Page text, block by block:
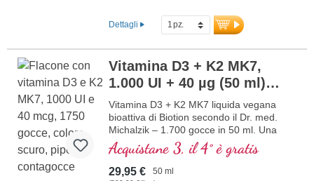
vegana. Disciolta in olio di cocco MCT
protettivo, coltivato senza pesticidi, per
mantenimento di ossa normali,
contribuisce alla normale funzione
muscolare e alla normale funzione del
sistema immunitario. Prodotto in
Germania senza ingegneria genetica, in
una produzione propria controllata attiva
da 25 anni, vegano, senza additivi e
testato in laboratorio. Sviluppato da
medici.
Dettagli
Vitamina D3 + K2 MK7,
1.000 UI + 40 µg (50 ml)
vegan
Vitamina D3 + K2 MK7 liquida vegana
bioattiva di Biotion secondo il Dr. med.
Michalzik – 1.700 gocce in 50 ml. Una
goccia fornisce 1.000 IE di Vitamina D3 e
40 μg di K2 (MK7 all-trans). Massima
qualità premium da licheni di alta qualità
Acquistane 3, il 4° è gratis
29,95 € 50 ml